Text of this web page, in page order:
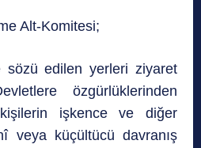
Alt-Komitesi;
edilen yerleri ziyaret
özgürlüklerinden
kişilerin işkence ve diğer
veya küçültücü davranış